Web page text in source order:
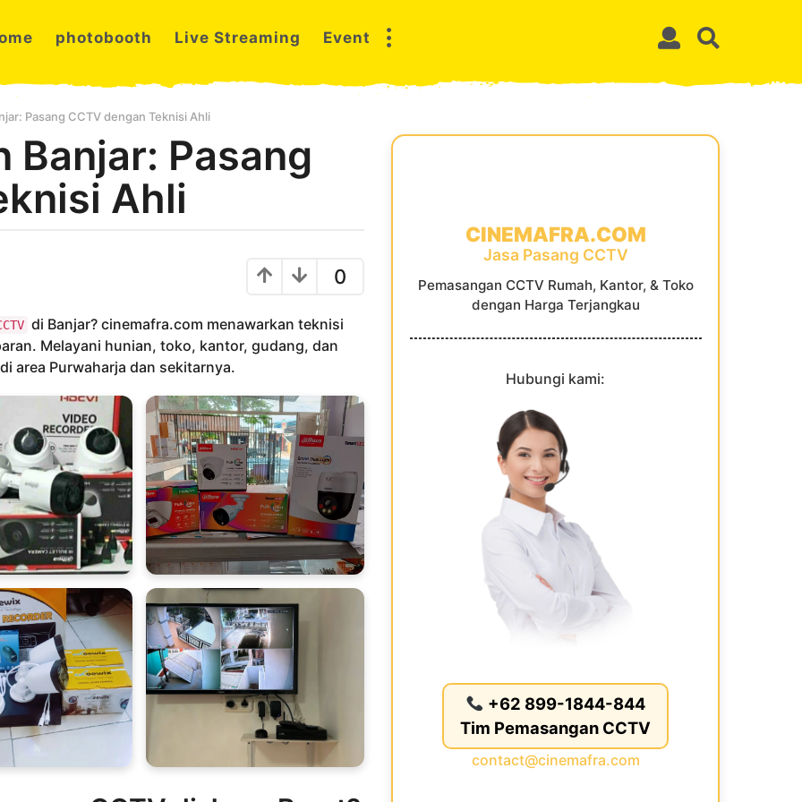
photobooth Live Streaming Event
Pasang CCTV dengan Teknisi Ahli
Banjar: Pasang
Ahli
0
di Banjar? cinemafra.com menawarkan teknisi
Melayani hunian, toko, kantor, gudang, dan
area Purwaharja dan sekitarnya.
CINEMAFRA.COM
Jasa Pasang CCTV
Pemasangan CCTV Rumah, Kantor, & Toko
dengan Harga Terjangkau
Hubungi kami:
+62 899-1844-844
Tim Pemasangan CCTV
contact@cinemafra.com